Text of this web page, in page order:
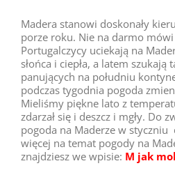
Madera stanowi doskonały
porze roku. Nie na darmo mówi
Portugalczycy uciekają na
słońca i ciepła, a latem szukają
panujących na południu
podczas tygodnia pogoda
Mieliśmy piękne lato z
zdarzał się i deszcz i mgły. Do
pogoda na Maderze w styczniu
więcej na temat pogody na
znajdziesz we wpisie: M jak